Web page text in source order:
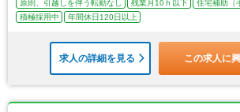
原則、引越しを伴う転勤なし
残業月10ｈ以下 住宅補助（
積極採用中
年間休日120日以上
求人の詳細を見る この求人に